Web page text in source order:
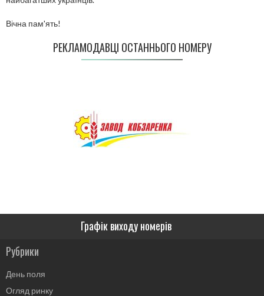
Вічна пам'ять!
РЕКЛАМОДАВЦІ ОСТАННЬОГО НОМЕРУ
Графік виходу номерів
Рубрики
День поля
Огляд ринку